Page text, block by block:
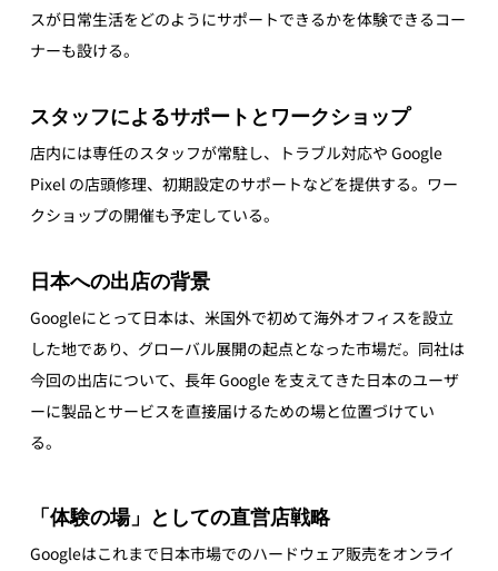
スが日常生活をどのようにサポートできるかを体験できるコー
ナーも設ける。
スタッフによるサポートとワークショップ
店内には専任のスタッフが常駐し、トラブル対応や Google
Pixel の店頭修理、初期設定のサポートなどを提供する。ワー
クショップの開催も予定している。
日本への出店の背景
Googleにとって日本は、米国外で初めて海外オフィスを設立
した地であり、グローバル展開の起点となった市場だ。同社は
今回の出店について、長年 Google を支えてきた日本のユーザ
ーに製品とサービスを直接届けるための場と位置づけてい
る。
「体験の場」としての直営店戦略
Googleはこれまで日本市場でのハードウェア販売をオンライ